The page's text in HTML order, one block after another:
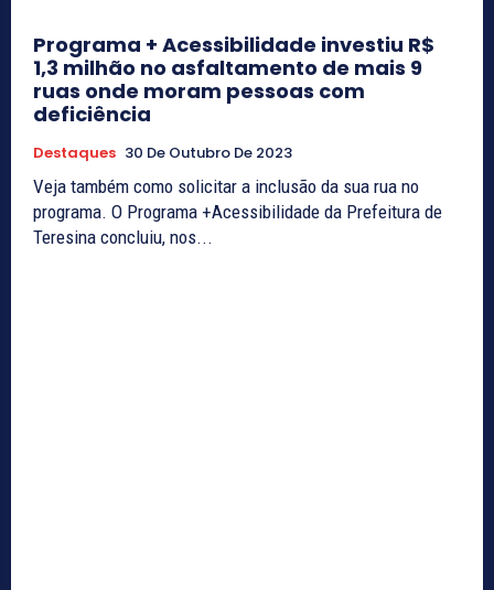
Programa + Acessibilidade investiu R$
1,3 milhão no asfaltamento de mais 9
ruas onde moram pessoas com
deficiência
Destaques 30 De Outubro De 2023
Veja também como solicitar a inclusão da sua rua no
programa. O Programa +Acessibilidade da Prefeitura de
Teresina concluiu, nos...